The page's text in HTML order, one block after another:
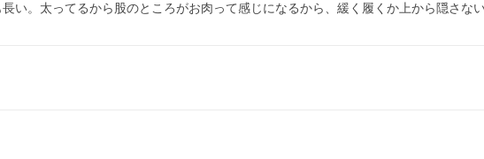
。太ってるから股のところがお肉って感じになるから、緩く履くか上から隠さない